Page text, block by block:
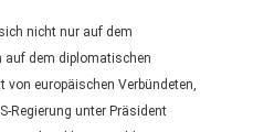
nicht nur auf dem
auf dem diplomatischen
von europäischen Verbündeten,
Regierung unter Präsident